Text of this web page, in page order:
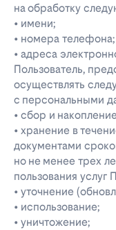
на обработку
• имени;
• номера телефона;
• адреса
Пользователь,
осуществлять
с персональными
• сбор и
• хранение в
документами
но не менее трех
пользования услуг
• уточнение
• использование;
• уничтожение;